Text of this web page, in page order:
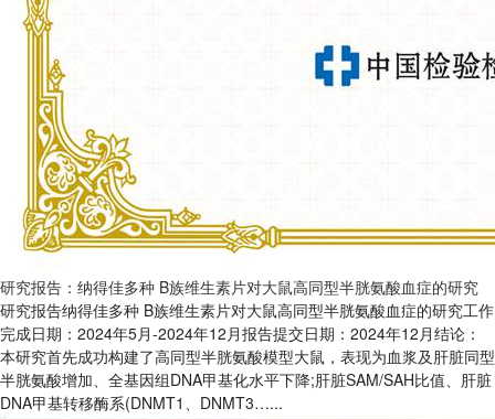
研究报告：纳得佳多种 B族维生素片对大鼠高同型半胱氨酸血症的研究
研究报告纳得佳多种 B族维生素片对大鼠高同型半胱氨酸血症的研究工作
完成日期：2024年5月-2024年12月报告提交日期：2024年12月结论：
本研究首先成功构建了高同型半胱氨酸模型大鼠，表现为血浆及肝脏同型
半胱氨酸增加、全基因组DNA甲基化水平下降;肝脏SAM/SAH比值、肝脏
DNA甲基转移酶系(DNMT1、DNMT3…...